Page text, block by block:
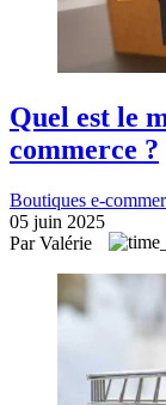
Quel est le
commerce ?
Boutiques e-
05 juin 2025
Par Valérie